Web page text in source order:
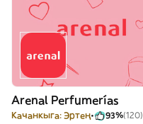
Arenal Perfumerías
Качанкыга: Эртең 93%(120)